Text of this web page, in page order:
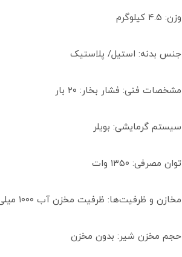
وزن: ۴.۵ کیلوگرم
جنس بدنه: استیل/ پلاستیک
مشخصات فنی: فشار بخار: ۲۰ بار
سیستم گرمایشی: بویلر
توان مصرفی: ۱۳۵۰ وات
مخازن و ظرفیت‌ها: ظرفیت مخزن آب ۱۰۰۰ میلی‌لیتر
حجم مخزن شیر: بدون مخزن